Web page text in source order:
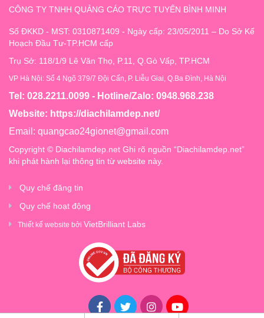
CÔNG TY TNHH QUẢNG CÁO TRỰC TUYẾN BÌNH MINH
Số ĐKKD - MST: 0310871409 - Ngày cấp: 23/05/2011 – Do Sở Kế
Hoạch Đầu Tư-TP.HCM cấp
Trụ Sở: 118/1/9 Lê Văn Thọ, P.11, Q.Gò Vấp, TP.HCM
VP Hà Nội: Số 4 Ngõ 379/7 Đội Cấn, P. Liễu Giai, Q.Ba Đình, Hà Nội
Tel: 028.2211.0099 - Hotline/Zalo: 0948.968.238
Website: https://diachilamdep.net/
Email: quangcao24gionet@gmail.com
Copyright © Diachilamdep.net Ghi rõ nguồn “Diachilamdep.net”
khi phát hành lại thông tin từ website này.
Quy chế đăng tin
Quy chế hoạt động
Thiết kế website bởi VietBrilliant Labs